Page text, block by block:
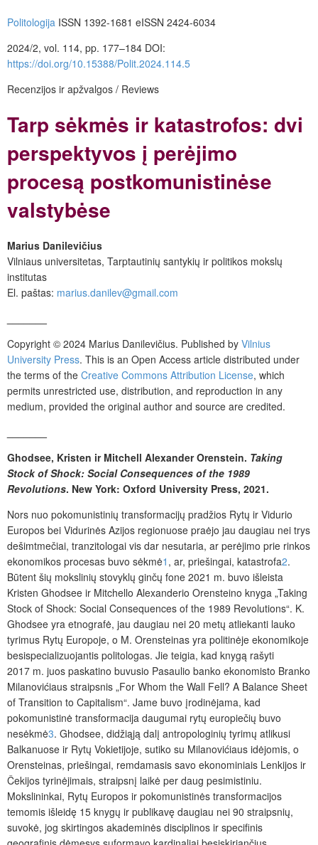
Politologija ISSN 1392-1681 eISSN 2424-6034
2024/2, vol. 114, pp. 177–184 DOI:
https://doi.org/10.15388/Polit.2024.114.5
Recenzijos ir apžvalgos / Reviews
Tarp sėkmės ir katastrofos: dvi
perspektyvos į perėjimo
procesą postkomunistinėse
valstybėse
Marius Danilevičius
Vilniaus universitetas, Tarptautinių santykių ir politikos mokslų
institutas
El. paštas: marius.danilev@gmail.com
Copyright © 2024 Marius Danilevičius. Published by Vilnius
University Press. This is an Open Access article distributed under
the terms of the Creative Commons Attribution License, which
permits unrestricted use, distribution, and reproduction in any
medium, provided the original author and source are credited.
Ghodsee, Kristen ir Mitchell Alexander Orenstein. Taking
Stock of Shock: Social Consequences of the 1989
Revolutions. New York: Oxford University Press, 2021.
Nors nuo pokomunistinių transformacijų pradžios Rytų ir Vidurio
Europos bei Vidurinės Azijos regionuose praėjo jau daugiau nei trys
dešimtmečiai, tranzitologai vis dar nesutaria, ar perėjimo prie rinkos
ekonomikos procesas buvo sėkmė1 , ar, priešingai, katastrofa2.
Būtent šių mokslinių stovyklų ginčų fone 2021 m. buvo išleista
Kristen Ghodsee ir Mitchello Alexanderio Orensteino knyga „Taking
Stock of Shock: Social Consequences of the 1989 Revolutions“. K.
Ghodsee yra etnografė, jau daugiau nei 20 metų atliekanti lauko
tyrimus Rytų Europoje, o M. Orensteinas yra politinėje ekonomikoje
besispecializuojantis politologas. Jie teigia, kad knygą rašyti
2017 m. juos paskatino buvusio Pasaulio banko ekonomisto Branko
Milanovićiaus straipsnis „For Whom the Wall Fell? A Balance Sheet
of Transition to Capitalism“. Jame buvo įrodinėjama, kad
pokomunistinė transformacija daugumai rytų europiečių buvo
nesėkmė3. Ghodsee, didžiąją dalį antropologinių tyrimų atlikusi
Balkanuose ir Rytų Vokietijoje, sutiko su Milanovićiaus idėjomis, o
Orensteinas, priešingai, remdamasis savo ekonominiais Lenkijos ir
Čekijos tyrinėjimais, straipsnį laikė per daug pesimistiniu.
Mokslininkai, Rytų Europos ir pokomunistinės transformacijos
temomis išleidę 15 knygų ir publikavę daugiau nei 90 straipsnių,
suvokė, jog skirtingos akademinės disciplinos ir specifinis